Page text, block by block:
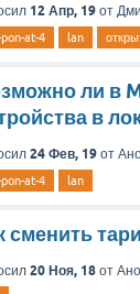
12 Апр, 19 от
at-4 lan
ли в
в
24 Фев, 19 от
at-4 lan
сменить
20 Ноя, 18 от